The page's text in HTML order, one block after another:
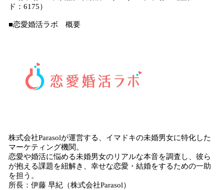
ド：6175）
■恋愛婚活ラボ 概要
株式会社Parasolが運営する、イマドキの未婚男女に特化した
マーケティング機関。
恋愛や婚活に悩める未婚男女のリアルな本音を調査し、彼ら
が抱える課題を紐解き、幸せな恋愛・結婚をするための一助
を担う。
所長：伊藤 早紀（株式会社Parasol）